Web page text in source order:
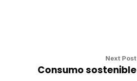
Next Post
Consumo sostenible